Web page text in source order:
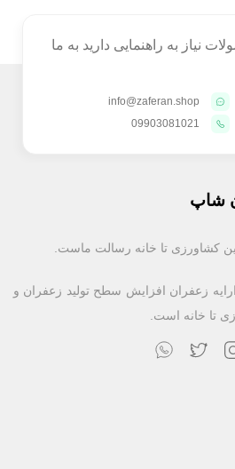
نیاز به راهنمایی دارید به ما
info@zaferan.shop
09903081021
شاپ
کشاورزی تا خانه رسالت ماست.
زعفران افزایش سطح تولید زعفران و
تا خانه است.